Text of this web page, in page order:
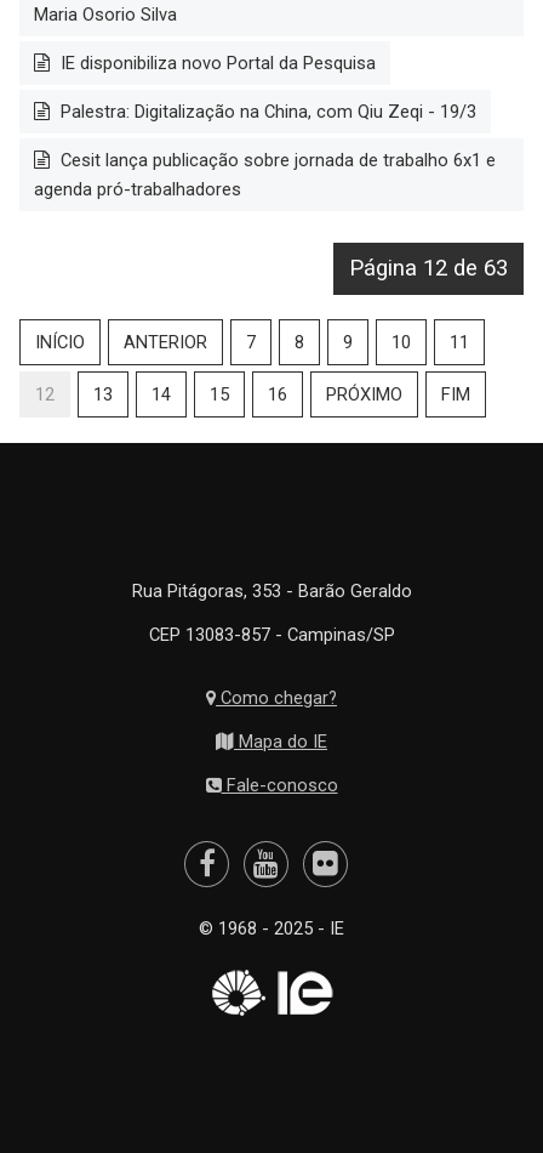
Maria Osorio Silva
IE disponibiliza novo Portal da Pesquisa
Palestra: Digitalização na China, com Qiu Zeqi - 19/3
Cesit lança publicação sobre jornada de trabalho 6x1 e
agenda pró-trabalhadores
Página 12 de 63
INÍCIO ANTERIOR 7 8 9 10 11
12 13 14 15 16 PRÓXIMO FIM
Rua Pitágoras, 353 - Barão Geraldo
CEP 13083-857 - Campinas/SP
Como chegar?
Mapa do IE
Fale-conosco
© 1968 - 2025 - IE